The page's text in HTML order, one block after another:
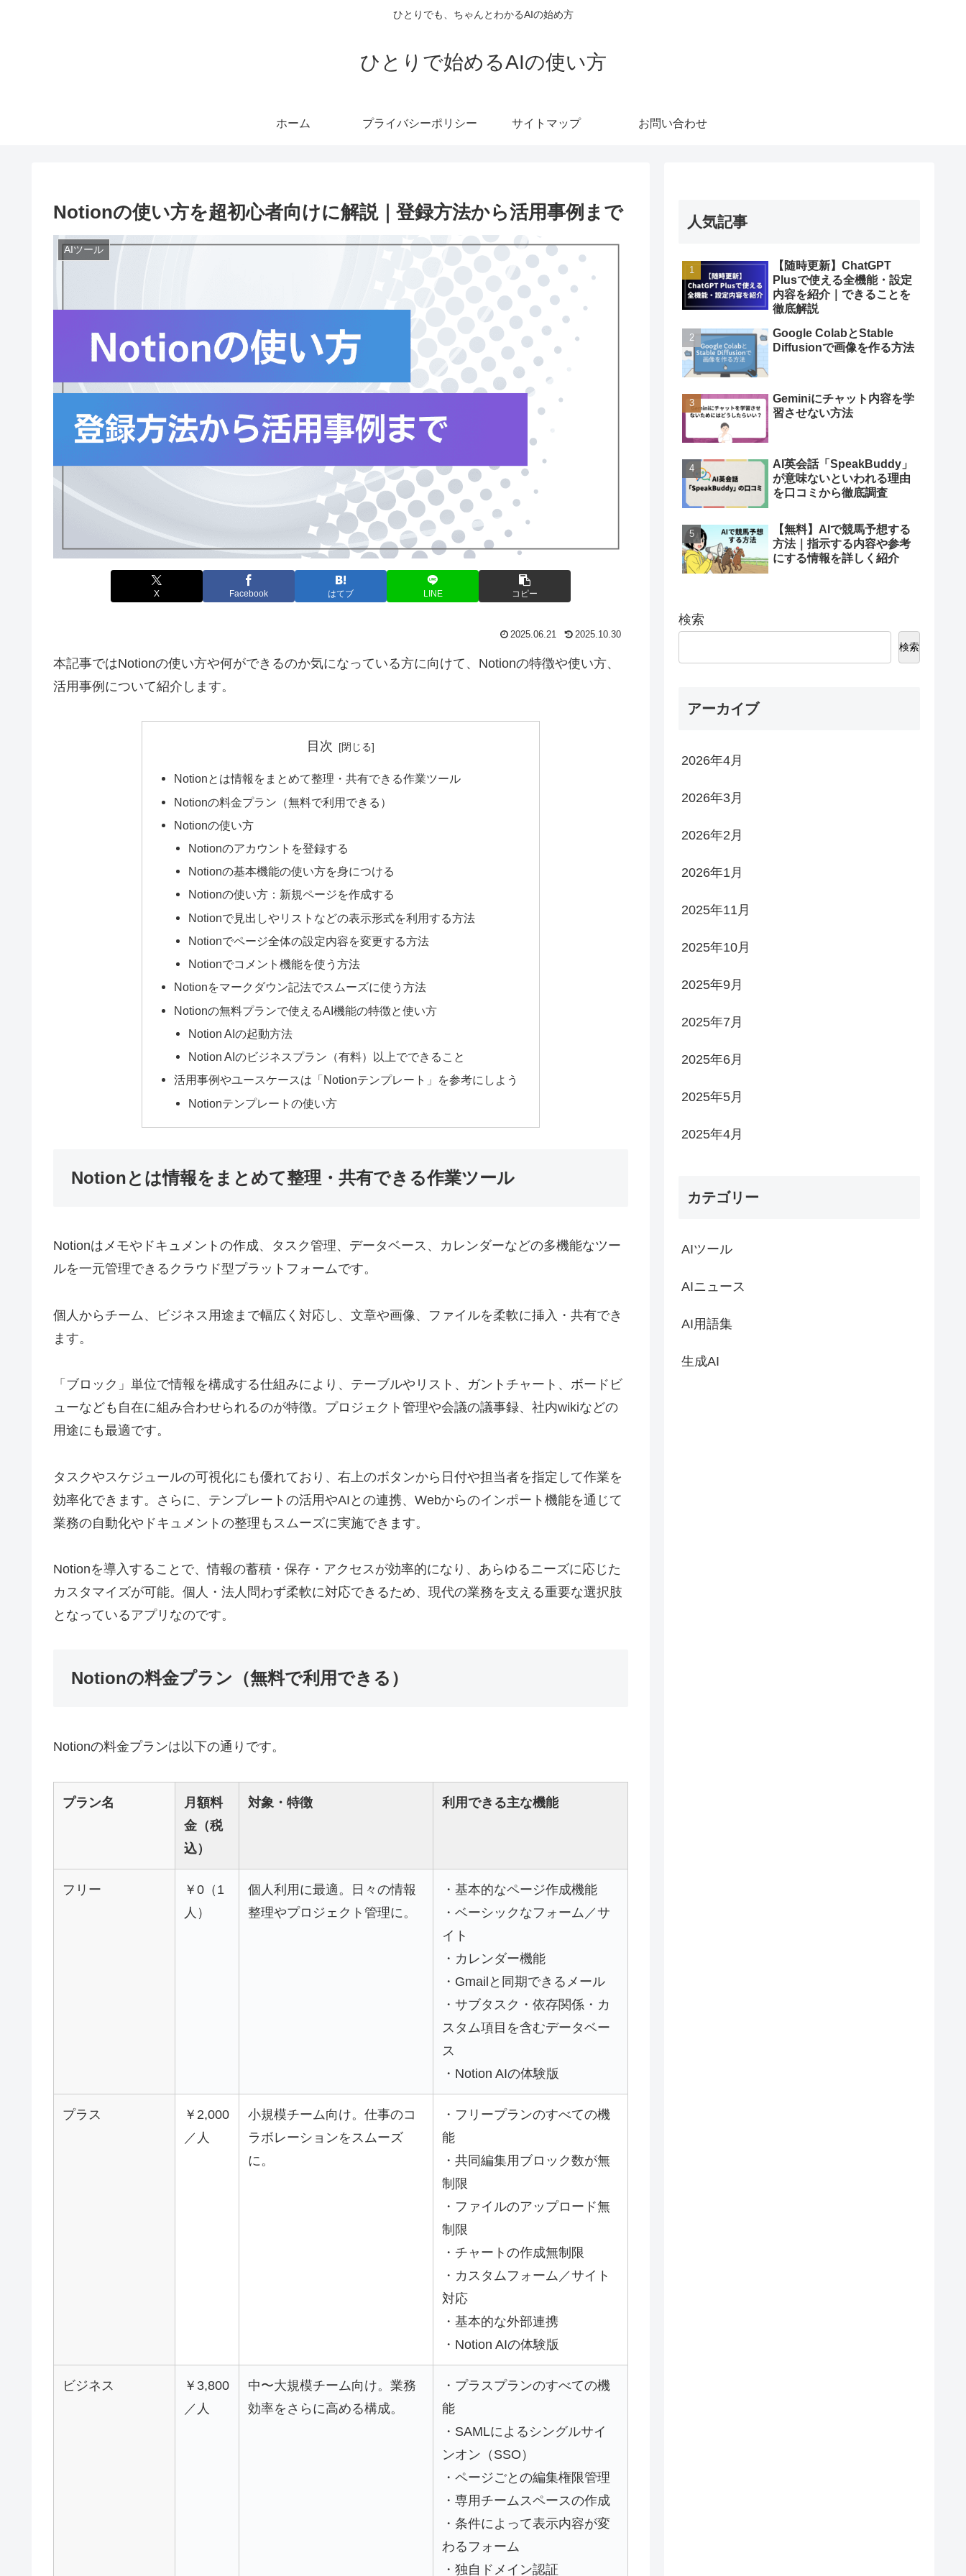
ひとりでも、ちゃんとわかるAIの始め方
ひとりで始めるAIの使い方
ホーム プライバシーポリシー サイトマップ お問い合わせ
Notionの使い方を超初心者向けに解説｜登録方法から活用事例まで
AIツール
X Facebook はてブ LINE コピー
2025.06.21 2025.10.30
本記事ではNotionの使い方や何ができるのか気になっている方に向けて、Notionの特徴や使い方、
活用事例について紹介します。
目次
Notionとは情報をまとめて整理・共有できる作業ツール
Notionの料金プラン（無料で利用できる）
Notionの使い方
Notionのアカウントを登録する
Notionの基本機能の使い方を身につける
Notionの使い方：新規ページを作成する
Notionで見出しやリストなどの表示形式を利用する方法
Notionでページ全体の設定内容を変更する方法
Notionでコメント機能を使う方法
Notionをマークダウン記法でスムーズに使う方法
Notionの無料プランで使えるAI機能の特徴と使い方
Notion AIの起動方法
Notion AIのビジネスプラン（有料）以上でできること
活用事例やユースケースは「Notionテンプレート」を参考にしよう
Notionテンプレートの使い方
Notionとは情報をまとめて整理・共有できる作業ツール
Notionはメモやドキュメントの作成、タスク管理、データベース、カレンダーなどの多機能なツー
ルを一元管理できるクラウド型プラットフォームです。
個人からチーム、ビジネス用途まで幅広く対応し、文章や画像、ファイルを柔軟に挿入・共有でき
ます。
「ブロック」単位で情報を構成する仕組みにより、テーブルやリスト、ガントチャート、ボードビ
ューなども自在に組み合わせられるのが特徴。プロジェクト管理や会議の議事録、社内wikiなどの
用途にも最適です。
タスクやスケジュールの可視化にも優れており、右上のボタンから日付や担当者を指定して作業を
効率化できます。さらに、テンプレートの活用やAIとの連携、Webからのインポート機能を通じて
業務の自動化やドキュメントの整理もスムーズに実施できます。
Notionを導入することで、情報の蓄積・保存・アクセスが効率的になり、あらゆるニーズに応じた
カスタマイズが可能。個人・法人問わず柔軟に対応できるため、現代の業務を支える重要な選択肢
となっているアプリなのです。
Notionの料金プラン（無料で利用できる）
Notionの料金プランは以下の通りです。
プラン名
月額料
金（税
込）
対象・特徴 利用できる主な機能
フリー
￥0（1
人）
個人利用に最適。日々の情報
整理やプロジェクト管理に。
・基本的なページ作成機能
・ベーシックなフォーム／サ
イト
・カレンダー機能
・Gmailと同期できるメール
・サブタスク・依存関係・カ
スタム項目を含むデータベー
ス
・Notion AIの体験版
プラス
￥2,000
／人
小規模チーム向け。仕事のコ
ラボレーションをスムーズ
に。
・フリープランのすべての機
能
・共同編集用ブロック数が無
制限
・ファイルのアップロード無
制限
・チャートの作成無制限
・カスタムフォーム／サイト
対応
・基本的な外部連携
・Notion AIの体験版
ビジネス
￥3,800
／人
中〜大規模チーム向け。業務
効率をさらに高める構成。
・プラスプランのすべての機
能
・SAMLによるシングルサイ
ンオン（SSO）
・ページごとの編集権限管理
・専用チームスペースの作成
・条件によって表示内容が変
わるフォーム
・独自ドメイン認証
人気記事
【随時更新】ChatGPT
Plusで使える全機能・設定
内容を紹介｜できることを
徹底解説
Google ColabとStable
Diffusionで画像を作る方法
Geminiにチャット内容を学
習させない方法
AI英会話「SpeakBuddy」
が意味ないといわれる理由
を口コミから徹底調査
【無料】AIで競馬予想する
方法｜指示する内容や参考
にする情報を詳しく紹介
検索
検索
アーカイブ
2026年4月
2026年3月
2026年2月
2026年1月
2025年11月
2025年10月
2025年9月
2025年7月
2025年6月
2025年5月
2025年4月
カテゴリー
AIツール
AIニュース
AI用語集
生成AI